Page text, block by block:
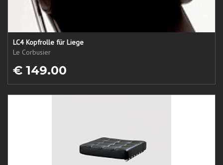
LC4 Kopfrolle für Liege
Le Corbusier
€ 149.00